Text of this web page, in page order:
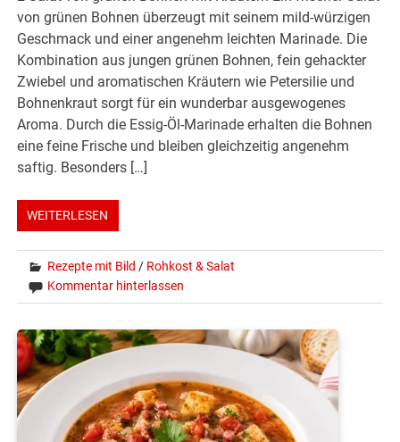
von grünen Bohnen überzeugt mit seinem mild-würzigen
Geschmack und einer angenehm leichten Marinade. Die
Kombination aus jungen grünen Bohnen, fein gehackter
Zwiebel und aromatischen Kräutern wie Petersilie und
Bohnenkraut sorgt für ein wunderbar ausgewogenes
Aroma. Durch die Essig-Öl-Marinade erhalten die Bohnen
eine feine Frische und bleiben gleichzeitig angenehm
saftig. Besonders […]
WEITERLESEN
Rezepte mit Bild / Rohkost & Salat
Kommentar hinterlassen